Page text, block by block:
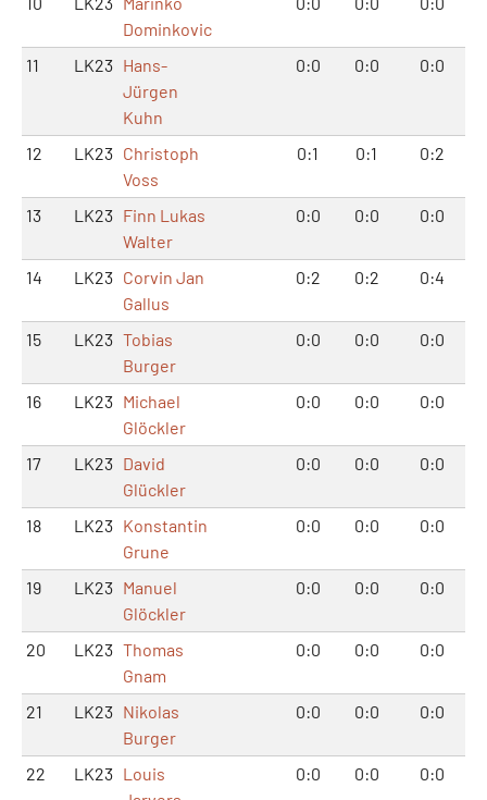
Dominkovic
11 LK23 Hans-
Jürgen
Kuhn
0:0 0:0 0:0
12 LK23 Christoph
Voss
0:1 0:1 0:2
13 LK23 Finn Lukas
Walter
0:0 0:0 0:0
14 LK23 Corvin Jan
Gallus
0:2 0:2 0:4
15 LK23 Tobias
Burger
0:0 0:0 0:0
16 LK23 Michael
Glöckler
0:0 0:0 0:0
17 LK23 David
Glückler
0:0 0:0 0:0
18 LK23 Konstantin
Grune
0:0 0:0 0:0
19 LK23 Manuel
Glöckler
0:0 0:0 0:0
20 LK23 Thomas
Gnam
0:0 0:0 0:0
21 LK23 Nikolas
Burger
0:0 0:0 0:0
22 LK23 Louis
0:0 0:0 0:0